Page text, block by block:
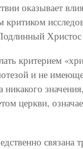
оказывает
критиком
критерием
и не
никакого
церкви,
связана